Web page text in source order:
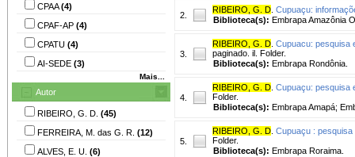
CPAA(4)
CPAF-AP (4)
CPATU (4)
AI-SEDE (3)
Mais...
Autor
RIBEIRO, G. D. (45)
FERREIRA, M. das G. R. (12)
ALVES, E. U. (6)
2.
RIBEIRO, G. D Cupuaçu:
Biblioteca(s): Embrapa Amazônia
3.
RIBEIRO, G. D Cupuacu: pesquisa
paginado. il. Folder.
Biblioteca(s): Embrapa Rondônia.
4.
RIBEIRO, G. D Cupuaçu: pesquisa
Folder.
Biblioteca(s): Embrapa Amapá;
5.
RIBEIRO, G. D Cupuaçu :
Folder.
Biblioteca(s): Embrapa Roraima.